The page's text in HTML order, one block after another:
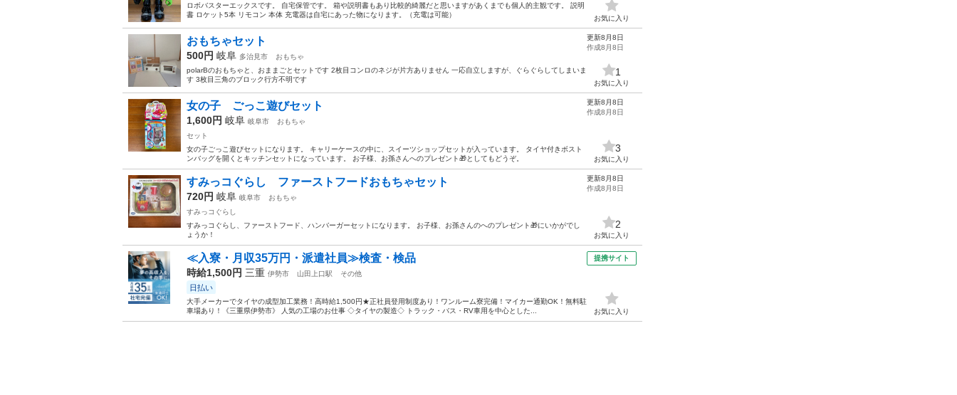
ロボバスターエックスです。 自宅保管です。 箱や説明書もあり比較的綺麗だと思いますがあくまでも個人的主観です。 説明
書 ロケット5本 リモコン 本体 充電器は自宅にあった物になります。（充電は可能）
お気に入り
おもちゃセット
500円 岐阜 多治見市
おもちゃ
polarBのおもちゃと、おままごとセットです 2枚目コンロのネジが片方ありません 一応自立しますが、ぐらぐらしてしまいま
す 3枚目三角のブロック行方不明です
更新8月8日
作成8月8日
1
お気に入り
女の子 ごっこ遊びセット
1,600円 岐阜 岐阜市
おもちゃ
セット
女の子ごっこ遊びセットになります。 キャリーケースの中に、スイーツショップセットが入っています。 タイヤ付きボスト
ンバッグを開くとキッチンセットになっています。 お子様、お孫さんへのプレゼント🎁としてもどうぞ。
更新8月8日
作成8月8日
3
お気に入り
すみっコぐらし ファーストフードおもちゃセット
720円 岐阜 岐阜市
おもちゃ
すみっコぐらし
すみっコぐらし、ファーストフード、ハンバーガーセットになります。 お子様、お孫さんのへのプレゼント🎁にいかがでし
ょうか！
更新8月8日
作成8月8日
2
お気に入り
≪入寮・月収35万円・派遣社員≫検査・検品
時給1,500円 三重 伊勢市 山田上口駅 その他
日払い
大手メーカーでタイヤの成型加工業務！高時給1,500円★正社員登用制度あり！ワンルーム寮完備！マイカー通勤OK！無料駐
車場あり！《三重県伊勢市》 人気の工場のお仕事 ◇タイヤの製造◇ トラック・バス・RV車用を中心とした...
提携サイト
お気に入り